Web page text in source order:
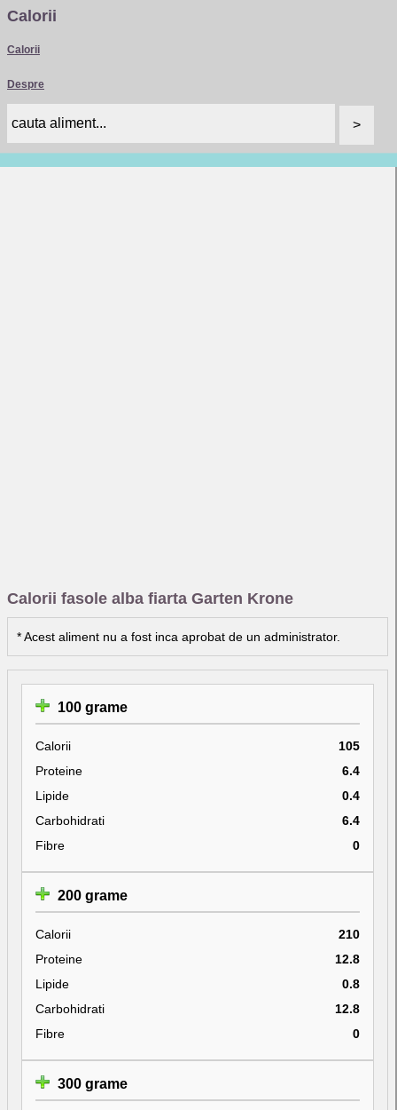
Calorii
Calorii
Despre
Calorii fasole alba fiarta Garten Krone
* Acest aliment nu a fost inca aprobat de un administrator.
100 grame
Calorii
105
Proteine
6.4
Lipide
0.4
Carbohidrati
6.4
Fibre
0
200 grame
Calorii
210
Proteine
12.8
Lipide
0.8
Carbohidrati
12.8
Fibre
0
300 grame